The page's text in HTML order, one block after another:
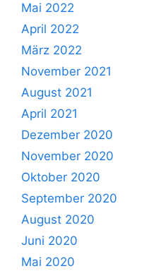
Mai 2022
April 2022
März 2022
November 2021
August 2021
April 2021
Dezember 2020
November 2020
Oktober 2020
September 2020
August 2020
Juni 2020
Mai 2020